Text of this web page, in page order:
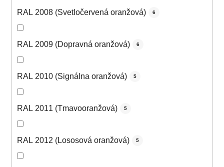
RAL 2008 (Svetločervená oranžová) 6
RAL 2009 (Dopravná oranžová) 6
RAL 2010 (Signálna oranžová) 5
RAL 2011 (Tmavooranžová) 5
RAL 2012 (Lososová oranžová) 5